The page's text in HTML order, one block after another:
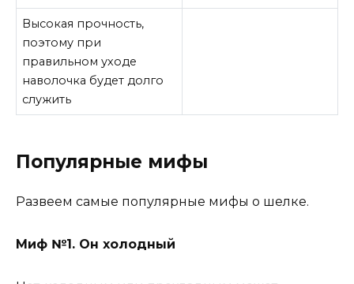
Высокая прочность,
поэтому при
правильном уходе
наволочка будет долго
служить
Популярные мифы
Развеем самые популярные мифы о шелке.
Миф №1. Он холодный